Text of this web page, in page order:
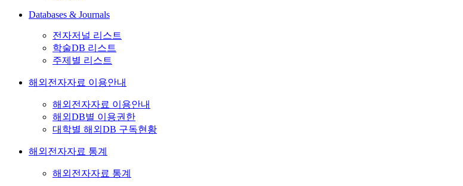
Databases & Journals
전자저널 리스트
학술DB 리스트
주제별 리스트
해외전자자료 이용안내
해외전자자료 이용안내
해외DB별 이용권한
대학별 해외DB 구독현황
해외전자자료 통계
해외전자자료 통계